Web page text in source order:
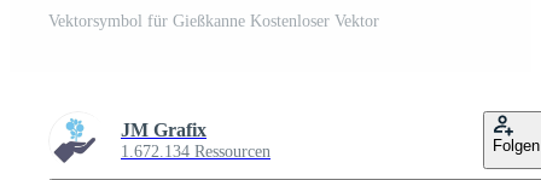
Vektorsymbol für Gießkanne Kostenloser Vektor
JM Grafix
1.672.134 Ressourcen Folgen